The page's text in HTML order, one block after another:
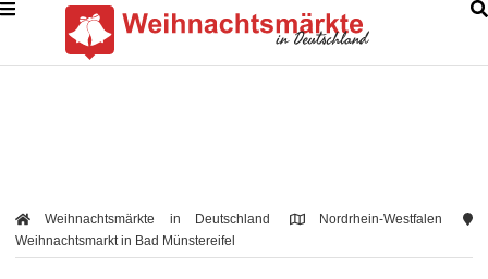
Weihnachtsmärkte in Deutschland
Nordrhein-Westfalen
Weihnachtsmarkt in Bad Münstereifel